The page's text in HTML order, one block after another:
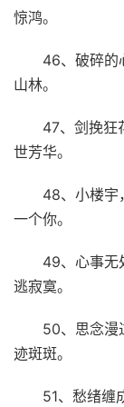
惊鸿。
46、破碎的
山林。
47、剑挽狂
世芳华。
48、小楼宇
一个你。
49、心事无
逃寂寞。
50、思念漫
迹斑斑。
51、愁绪缠